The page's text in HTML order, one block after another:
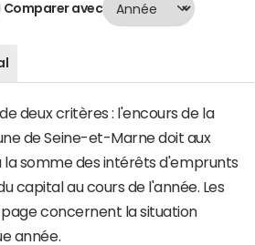
Comparer avec
deux critères : l'encours de la
de Seine-et-Marne doit aux
la somme des intérêts d'emprunts
capital au cours de l'année. Les
concernent la situation
année.